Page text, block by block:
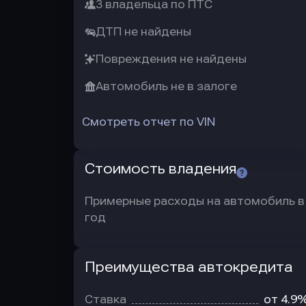
3 владельца по ПТС
ДТП не найдены
Повреждения не найдены
Автомобиль не в залоге
Смотреть отчет по VIN
Стоимость владения
Примерные расходы на автомобиль в
год
Преимущества автокредита
Ставка от